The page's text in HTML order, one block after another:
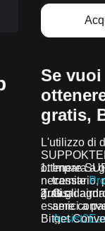
Se
gratis,
L'utilizzo di
ottenere
necessario,
gratis.
Impara a
tramite
amici a
Tutti gli
essere
Bitget